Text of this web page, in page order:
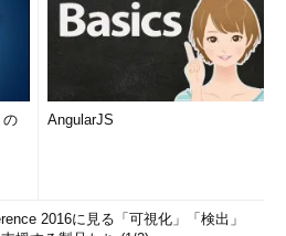
の
AngularJS
2016に見る「可視化」「検出」